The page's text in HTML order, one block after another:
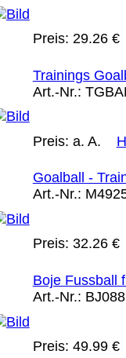
Preis: 29.26 €
Trainings
Art.-Nr.:
Preis: a. A.
Goalball -
Art.-Nr.:
Preis: 32.26 €
Boje Fussball
Art.-Nr.: BJ088
Preis: 49.99 €